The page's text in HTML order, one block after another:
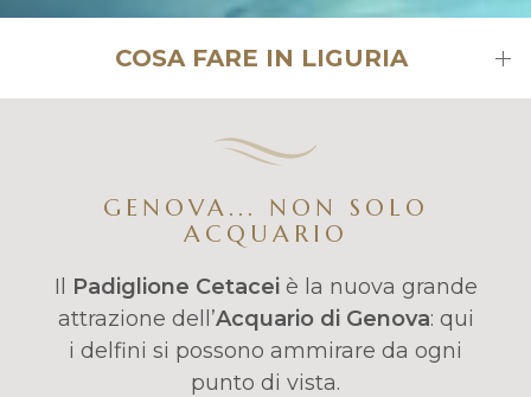
COSA FARE IN LIGURIA
GENOVA... NON SOLO
ACQUARIO
Il Padiglione Cetaceiè la nuova grande
attrazione dell’Acquario di Genova: qui
i delfini si possono ammirare da ogni
punto di vista.